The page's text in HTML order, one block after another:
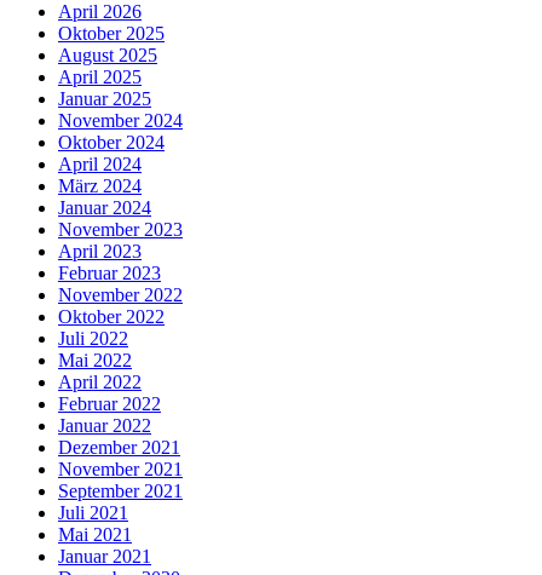
April 2026
Oktober 2025
August 2025
April 2025
Januar 2025
November 2024
Oktober 2024
April 2024
März 2024
Januar 2024
November 2023
April 2023
Februar 2023
November 2022
Oktober 2022
Juli 2022
Mai 2022
April 2022
Februar 2022
Januar 2022
Dezember 2021
November 2021
September 2021
Juli 2021
Mai 2021
Januar 2021